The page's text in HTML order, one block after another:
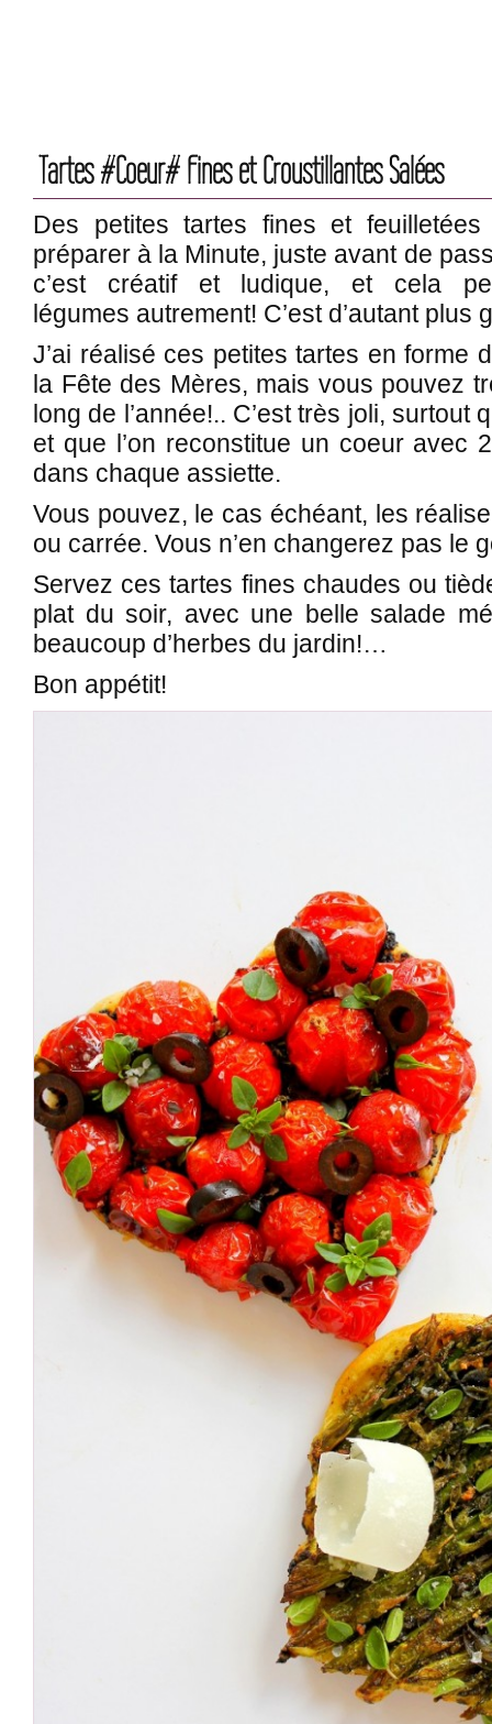
Tartes #Coeur# Fines et Croustillantes Salées
Des petites tartes fines et
préparer à la Minute, juste avant de
c’est créatif et ludique, et cela
légumes autrement! C’est d’autant plus
J’ai réalisé ces petites tartes en forme
la Fête des Mères, mais vous pouvez
long de l’année!.. C’est très joli, surtout
et que l’on reconstitue un coeur avec
dans chaque assiette.
Vous pouvez, le cas échéant, les
ou carrée. Vous n’en changerez pas le
Servez ces tartes fines chaudes ou
plat du soir, avec une belle salade
beaucoup d’herbes du jardin!…
Bon appétit!